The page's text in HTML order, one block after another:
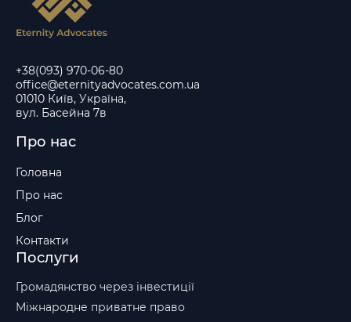
+38(093) 970-06-80
office@eternityadvocates.com.ua
01010 Київ, Україна,
вул. Басейна 7в
Про нас
Головна
Про нас
Блог
Контакти
Послуги
Громадянство через інвестиції
Міжнародне приватне право